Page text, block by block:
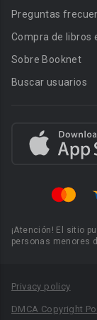
Preguntas
Compra de libros
Sobre Booknet
Buscar usuarios
¡Atención! El sitio
personas menores
Privacy policy
DMCA Copyright